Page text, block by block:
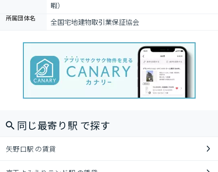
暇）
所属団体名 全国宅地建物取引業保証協会
同じ最寄り駅 で探す
矢野口駅 の賃貸